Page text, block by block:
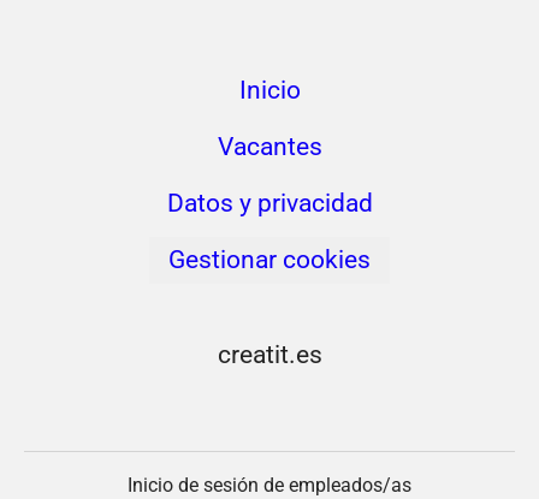
Inicio
Vacantes
Datos y privacidad
Gestionar cookies
creatit.es
Inicio de sesión de empleados/as